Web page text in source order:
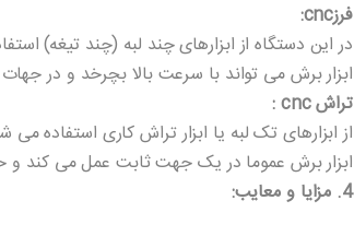
فرزcnc:
در این دستگاه از ابزارهای چند لبه (چند تیغه)
ابزار برش می تواند با سرعت بالا بچرخد و در
تراش cnc :
از ابزارهای تک لبه یا ابزار تراش کاری استفاده
ابزار برش عموما در یک جهت ثابت عمل می
4. مزایا و معایب: